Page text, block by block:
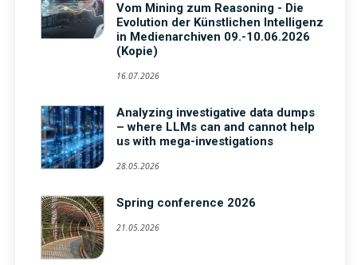
Vom Mining zum Reasoning - Die
Evolution der Künstlichen Intelligenz
in Medienarchiven 09.-10.06.2026
(Kopie)
16.07.2026
Analyzing investigative data dumps
– where LLMs can and cannot help
us with mega-investigations
28.05.2026
Spring conference 2026
21.05.2026